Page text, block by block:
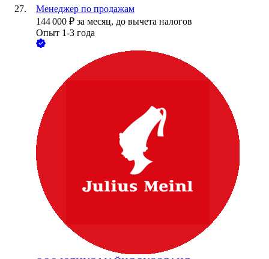
Менеджер по продажам
144 000 ₽ за месяц, до вычета налогов
Опыт 1-3 года